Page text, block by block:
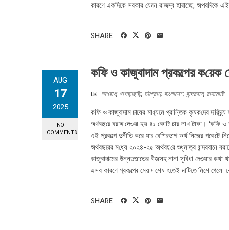
কারণে একদিকে সরকার যেমন রাজস্ব হারাচ্ছে, অপরদিকে
SHARE
AUG
17
2025
NO
COMMENTS
কফি ও কাজুবাদাম প্রকল্পের ক‌য়েক
অপরাধ, খাগড়াছড়ি, চট্টগ্রাম, বাংলাদেশ, বান্দরবান, রাঙ্গামাটি
কফি ও কাজুবাদাম চাষের মাধ্যমে প্রা‌ন্তিক কৃষক‌দের
অর্থবছ‌রে বরাদ্দ দেওয়া হয় ৪১ কোটি চার লাখ টাকা। ‘ক‌ফি ও
এই প্রকল্পে দুর্নীতি করে যার বেশিরভাগ অর্থ নিজের পকেটে
অর্থবছরের ম‌ধ্যে ২০২৪-২৫ অর্থবছ‌রে শুধুমাত্র বান্দরবানে
কাজুবাদামের উন্নতজাতের বীজসহ নানা সু‌বিধা দেওয়ার কথা
এসব কার‌ণে প্রক‌ল্পের মেয়াদ শেষ হতেই মা‌টি‌তে মি‌শে গেলো
SHARE